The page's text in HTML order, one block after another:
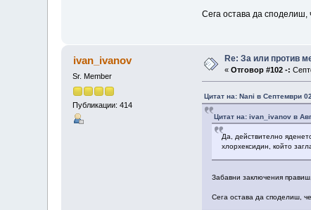
Сега остава да споделиш,
ivan_ivanov
Sr. Member
Публикации: 414
Re: За или против
«Отговор #102 -:
Цитат на: Nani в Септември
Цитат на: ivan_ivanov в
Да, действително
хлорхексидин, който
Забавни заключения
Сега остава да споделиш,